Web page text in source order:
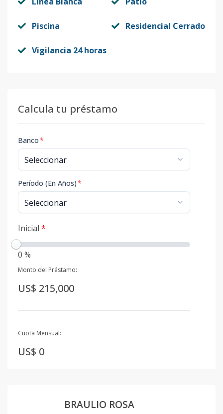
Piscina Residencial Cerrado
Vigilancia 24 horas
Calcula tu préstamo
Banco*
Período (En Años)*
Inicial *
0 %
Monto del Préstamo:
US$ 215,000
Cuota Mensual:
US$ 0
BRAULIO ROSA